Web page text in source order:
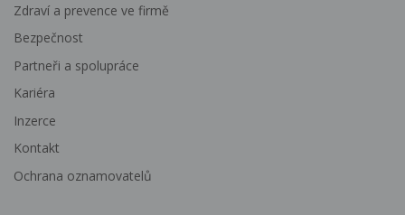
Zdraví a prevence ve firmě
Bezpečnost
Partneři a spolupráce
Kariéra
Inzerce
Kontakt
Ochrana oznamovatelů